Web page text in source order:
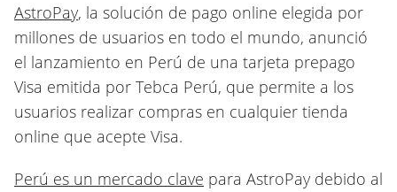
AstroPay, la solución de pago online elegida por
millones de usuarios en todo el mundo, anunció
el lanzamiento en Perú de una tarjeta prepago
Visa emitida por Tebca Perú, que permite a los
usuarios realizar compras en cualquier tienda
online que acepte Visa.
Perú es un mercado clave para AstroPay debido al